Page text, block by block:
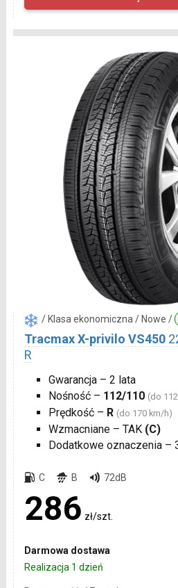
/ Klasa ekonomiczna / Nowe /
Tracmax X-privilo VS450
R
Gwarancja – 2 lata
Nośność – 112/110 (do
Prędkość – R (do 170 km/h)
Wzmacniane – TAK (C)
Dodatkowe oznaczenia –
C B 72dB
286 zł/szt.
Darmowa dostawa
Realizacja 1 dzień